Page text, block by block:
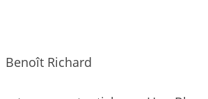
Benoît Richard